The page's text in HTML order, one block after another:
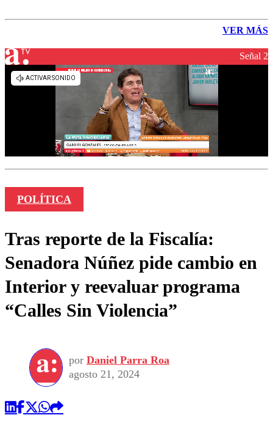
VER MÁS
Señal 2
POLÍTICA
Tras reporte de la Fiscalía:
Senadora Núñez pide cambio en
Interior y reevaluar programa
“Calles Sin Violencia”
por Daniel Parra Roa
agosto 21, 2024